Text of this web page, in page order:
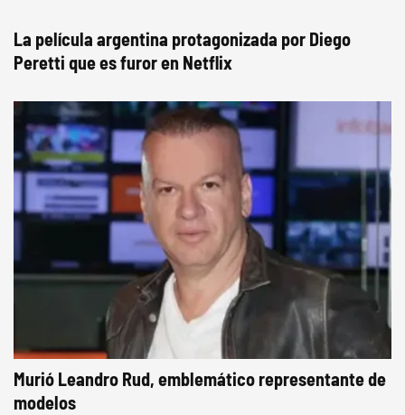
La película argentina protagonizada por Diego
Peretti que es furor en Netflix
Murió Leandro Rud, emblemático representante de
modelos